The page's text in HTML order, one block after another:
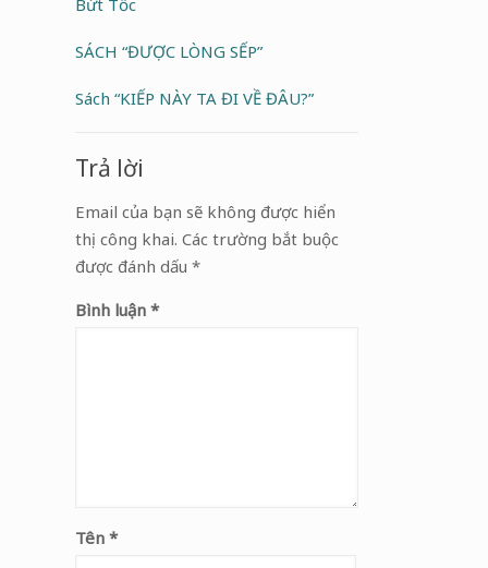
Bứt Tốc
SÁCH “ĐƯỢC LÒNG SẾP”
Sách “KIẾP NÀY TA ĐI VỀ ĐÂU?”
Trả lời
Email của bạn sẽ không được hiển
thị công khai. Các trường bắt buộc
được đánh dấu*
Bình luận*
Tên*